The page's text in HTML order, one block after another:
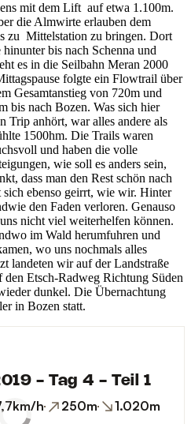
mit dem Lift auf etwa 1.100m.
die Almwirte erlauben dem
zu Mittelstation zu bringen. Dort
bis nach Schenna und
es in die Seilbahn Meran 2000
folgte ein Flowtrail über
Gesamtanstieg von 720m und
bis nach Bozen. Was sich hier
Trip anhört, war alles andere als
1500hm. Die Trails waren
und haben die volle
wie soll es anders sein,
dass man den Rest schön nach
sich ebenso geirrt, wie wir. Hinter
den Faden verloren. Genauso
nicht viel weiterhelfen können.
im Wald herumfuhren und
wo uns nochmals alles
landeten wir auf der Landstraße
Etsch-Radweg Richtung Süden
dunkel. Die Übernachtung
in Bozen statt.